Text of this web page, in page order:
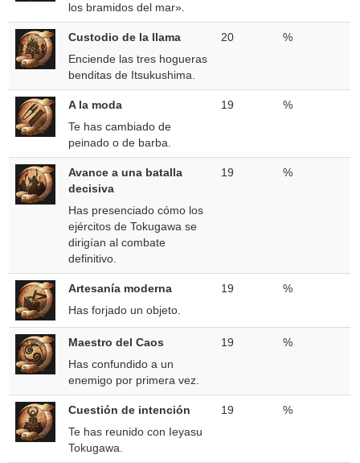
los bramidos del mar».
Custodio de la llama
Enciende las tres hogueras
benditas de Itsukushima.
20 %
A la moda
Te has cambiado de
peinado o de barba.
19 %
Avance a una batalla
decisiva
Has presenciado cómo los
ejércitos de Tokugawa se
dirigían al combate
definitivo.
19 %
Artesanía moderna
Has forjado un objeto.
19 %
Maestro del Caos
Has confundido a un
enemigo por primera vez.
19 %
Cuestión de intención
Te has reunido con Ieyasu
Tokugawa.
19 %